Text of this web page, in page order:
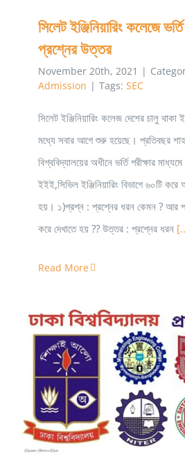
সিলেট ইঞ্জিনিয়ারিং কলেজে
প্রশ্নের উত্তর
November 20th, 2021 |
Admission | Tags: SEC
সিলেট ইঞ্জিনিয়ারিং কলেজ দেশের চালু থাকা
মধ্যে সবার আগে শুরু হয়েছে। প্রতিবছর
বিশ্ববিদ্যালয়ের অধীনে ভর্তি পরীক্ষার
ইইই,সিভিল ইঞ্জিনিয়ারিং বিভাগে ৬০টি করে
হয়। ১)প্রশ্ন : প্রশ্নের ধরন কেমন ? আর
করে দেখাতে হয় ?? উত্তর : প্রশ্নের ধরন
Read More
প্রযুক্তি ইউনিটে সাবজেক্ট